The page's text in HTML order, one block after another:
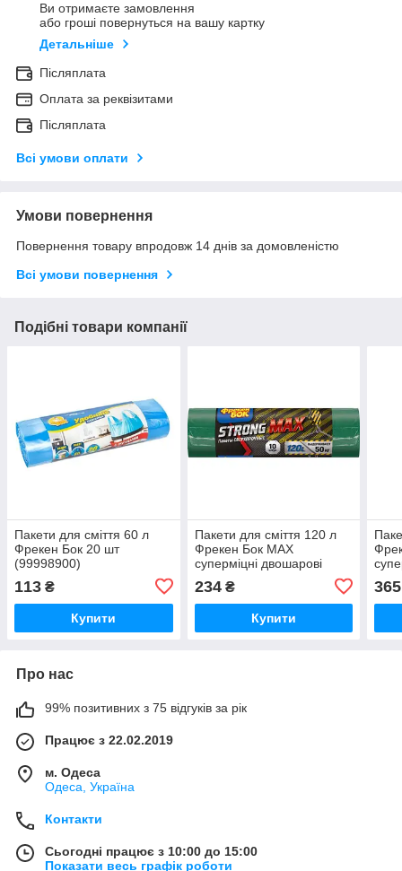
Ви отримаєте замовлення
або гроші повернуться на вашу картку
Детальніше
Післяплата
Оплата за реквізитами
Післяплата
Всі умови оплати
Умови повернення
Повернення товару впродовж 14 днів за домовленістю
Всі умови повернення
Подібні товари компанії
Пакети для сміття 60 л
Фрекен Бок 20 шт
(99998900)
113 ₴
Купити
Пакети для сміття 120 л
Фрекен Бок МАХ
суперміцні двошарові
(4823071605310)
234₴
Купити
365
Про нас
99% позитивних з 75 відгуків за рік
Працює з 22.02.2019
м. Одеса
Одеса, Україна
Контакти
Сьогодні працює з 10:00 до 15:00
Показати весь графік роботи